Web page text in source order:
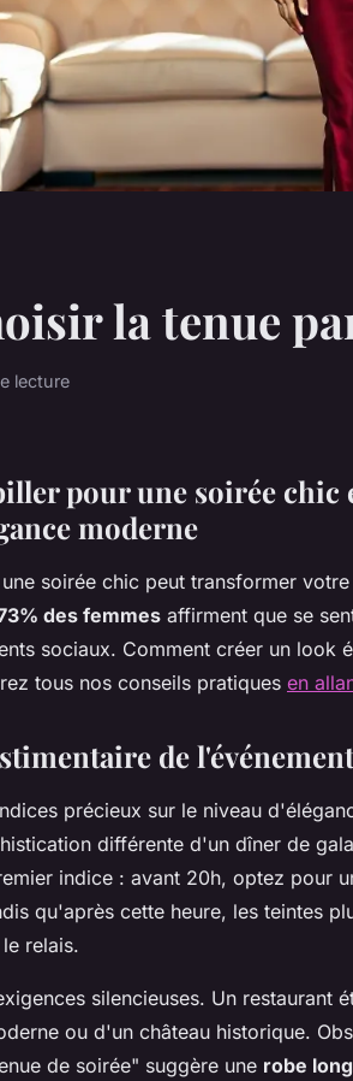
la tenue
lecture
pour une soirée chic
moderne
soirée chic peut transformer
des femmes affirment que se
sociaux. Comment créer un look
tous nos conseils pratiques en
de l'événement
précieux sur le niveau
différente d'un dîner de
indice : avant 20h, optez pour
qu'après cette heure, les teintes
relais.
silencieuses. Un restaurant
ou d'un château historique.
de soirée" suggère une robe